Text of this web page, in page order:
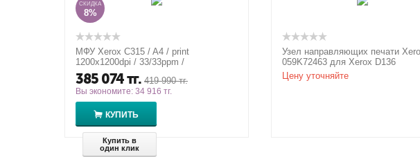
СКИДКА
8%
МФУ Xerox C315 / A4 / print
1200x1200dpi / 33/33ppm /
scan600x600dpi / LCD / ADF / USB /
LAN / Fa...
385 074тг. 419 990 тг.
Вы экономите: 34 916 тг.
КУПИТЬ
Купить в
один клик
Узел направляющих печати
059K72463 для Xerox D136
Цену уточняйте